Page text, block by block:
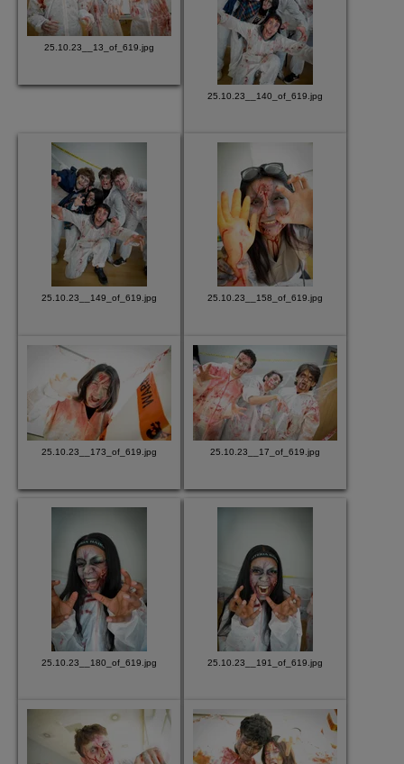
25.10.23__13_of_619.jpg
25.10.23__140_of_619.jpg
25.10.23__149_of_619.jpg 25.10.23__158_of_619.jpg
25.10.23__173_of_619.jpg 25.10.23__17_of_619.jpg
25.10.23__180_of_619.jpg 25.10.23__191_of_619.jpg